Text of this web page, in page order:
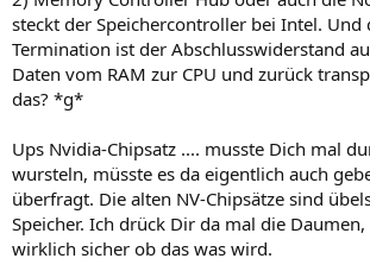
steckt der Speichercontroller bei Intel. Und
Termination ist der Abschlusswiderstand
Daten vom RAM zur CPU und zurück
das? *g*
Ups Nvidia-Chipsatz .... musste Dich mal
wursteln, müsste es da eigentlich auch
überfragt. Die alten NV-Chipsätze sind
Speicher. Ich drück Dir da mal die
wirklich sicher ob das was wird.